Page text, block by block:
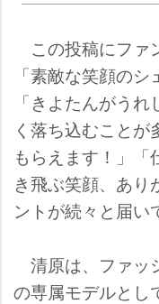
この投稿にファ
「素敵な笑顔の
「きよたんがう
く落ち込むこと
もらえます！」「
き飛ぶ笑顔、あり
ントが続々と届い
清原は、ファッ
の専属モデルとし